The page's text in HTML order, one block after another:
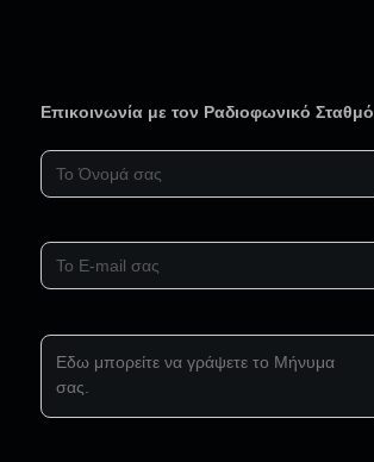
Επικοινωνία με τον Ραδιοφωνικό Σταθμό